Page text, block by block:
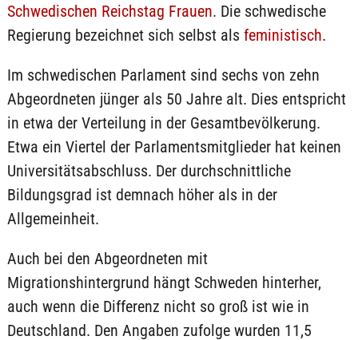
Schwedischen Reichstag Frauen. Die schwedische
Regierung bezeichnet sich selbst als feministisch.
Im schwedischen Parlament sind sechs von zehn
Abgeordneten jünger als 50 Jahre alt. Dies entspricht
in etwa der Verteilung in der Gesamtbevölkerung.
Etwa ein Viertel der Parlamentsmitglieder hat keinen
Universitätsabschluss. Der durchschnittliche
Bildungsgrad ist demnach höher als in der
Allgemeinheit.
Auch bei den Abgeordneten mit
Migrationshintergrund hängt Schweden hinterher,
auch wenn die Differenz nicht so groß ist wie in
Deutschland. Den Angaben zufolge wurden 11,5